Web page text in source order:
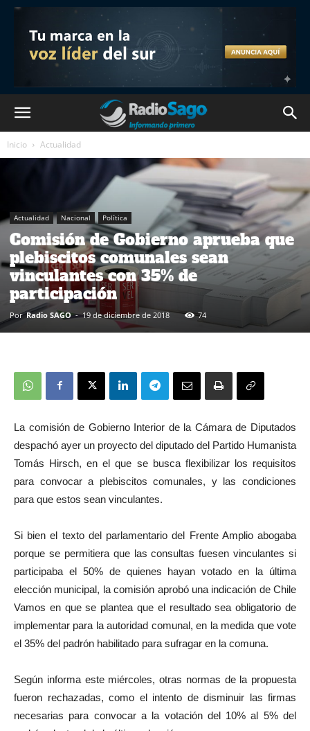
Inicio Actualidad
Actualidad Nacional Política
Comisión de Gobierno aprueba que
plebiscitos comunales sean
vinculantes con 35% de
participación
Por Radio SAGO - 19 de diciembre de 2018 74
La comisión de Gobierno Interior de la Cámara de Diputados
despachó ayer un proyecto del diputado del Partido Humanista
Tomás Hirsch, en el que se busca flexibilizar los requisitos
para convocar a plebiscitos comunales, y las condiciones
para que estos sean vinculantes.
Si bien el texto del parlamentario del Frente Amplio abogaba
porque se permitiera que las consultas fuesen vinculantes si
participaba el 50% de quienes hayan votado en la última
elección municipal, la comisión aprobó una indicación de Chile
Vamos en que se plantea que el resultado sea obligatorio de
implementar para la autoridad comunal, en la medida que vote
el 35% del padrón habilitado para sufragar en la comuna.
Según informa este miércoles, otras normas de la propuesta
fueron rechazadas, como el intento de disminuir las firmas
necesarias para convocar a la votación del 10% al 5% del